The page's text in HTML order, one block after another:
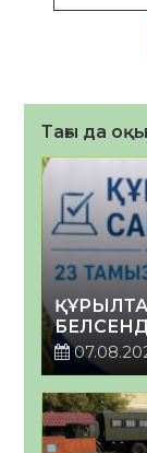
Тағы да